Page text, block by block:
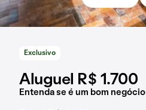
Exclusivo
Aluguel R$ 1.700
Entenda se é um bom negócio